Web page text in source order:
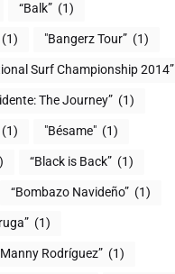
“Balk” (1)
(1) "Bangerz Tour” (1)
Surf Championship 2014”
The Journey” (1)
(1) "Bésame" (1)
“Black is Back” (1)
“Bombazo Navideño” (1)
(1)
Rodríguez” (1)